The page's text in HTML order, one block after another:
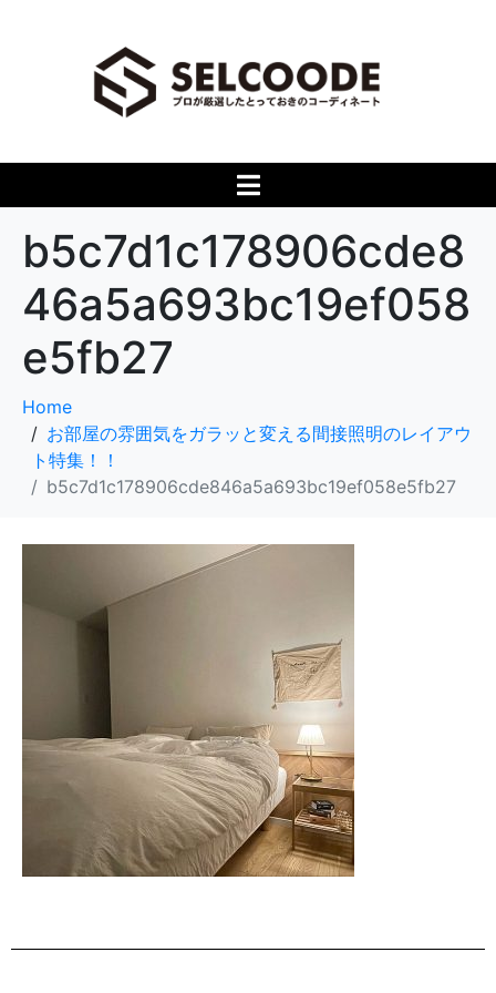
b5c7d1c178906cde8
46a5a693bc19ef058
e5fb27
Home
お部屋の雰囲気をガラッと変える間接照明のレイアウ
ト特集！！
b5c7d1c178906cde846a5a693bc19ef058e5fb27